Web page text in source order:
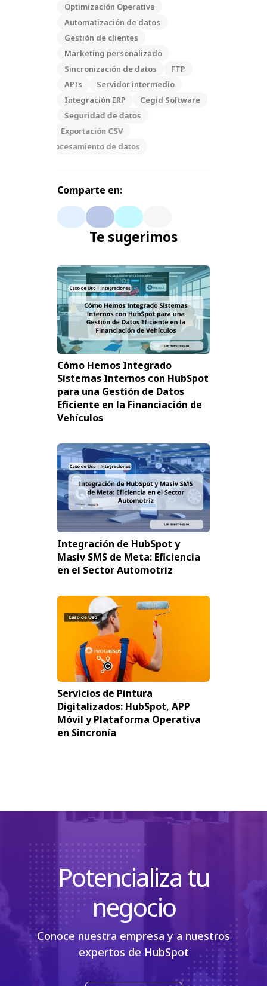
Optimización Operativa
Automatización de datos
Gestión de clientes
Marketing personalizado
Sincronización de datos
FTP
APIs
Servidor intermedio
Integración ERP
Cegid Software
Seguridad de datos
Exportación CSV
Procesamiento de datos
Comparte en:
Te sugerimos
Cómo Hemos Integrado
Sistemas Internos con HubSpot
para una Gestión de Datos
Eficiente en la Financiación de
Vehículos
Integración de HubSpot y
Masiv SMS de Meta: Eficiencia
en el Sector Automotriz
Servicios de Pintura
Digitalizados: HubSpot, APP
Móvil y Plataforma Operativa
en Sincronía
Potencializa tu
negocio
Conoce nuestra empresa y a nuestros
expertos de HubSpot